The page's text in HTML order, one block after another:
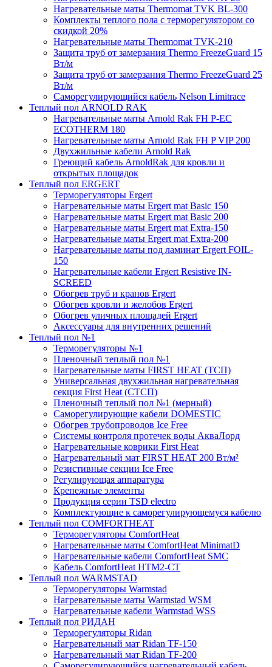
Нагревательные маты Thermomat TVK BL-300
Комплекты теплого пола с терморегулятором со
скидкой 20%
Нагревательные маты Thermomat TVK-210
Защита труб от замерзания Thermo FreezeGuard 15
Вт/м
Защита труб от замерзания Thermo FreezeGuard 25
Вт/м
Саморегулирующийся кабель Nelson Limitrace
Теплый пол ARNOLD RAK
Нагревательные маты Arnold Rak FH P-EC
ECOTHERM 180
Нагревательные маты Arnold Rak FH P VIP 200
Двухжильные кабели Arnold Rak
Греющий кабель ArnoldRak для кровли и
открытых площадок
Теплый пол ERGERT
Терморегуляторы Ergert
Нагревательные маты Ergert mat Basic 150
Нагревательные маты Ergert mat Basic 200
Нагревательные маты Ergert mat Extra-150
Нагревательные маты Ergert mat Extra-200
Нагревательные маты под ламинат Ergert FOIL-
150
Нагревательные кабели Ergert Resistive IN-
SCREED
Обогрев труб и кранов Ergert
Обогрев кровли и желобов Ergert
Обогрев уличных площадей Ergert
Аксессуары для внутренних решений
Теплый пол №1
Терморегуляторы №1
Пленочный теплый пол №1
Нагревательные маты FIRST HEAT (ТСП)
Универсальная двухжильная нагревательная
секция First Heat (СТСП)
Пленочный теплый пол №1 (мерный)
Саморегулирующие кабели DOMESTIC
Обогрев трубопроводов Ice Free
Системы контроля протечек воды АкваЛорд
Нагревательные коврики First Heat
Нагревательный мат FIRST HEAT 200 Вт/м²
Резистивные секции Ice Free
Регулирующая аппаратура
Крепежные элементы
Продукция серии TSD electro
Комплектующие к саморегулирующемуся кабелю
Теплый пол COMFORTHEAT
Терморегуляторы ComfortHeat
Нагревательные маты ComfortHeat MinimatD
Нагревательные кабели ComfortHeat SMC
Кабель ComfortHeat HTM2-CT
Теплый пол WARMSTAD
Терморегуляторы Warmstad
Нагревательные маты Warmstad WSM
Нагревательные кабели Warmstad WSS
Теплый пол РИДАН
Терморегуляторы Ridan
Нагревательный мат Ridan TF-150
Нагревательный мат Ridan TF-200